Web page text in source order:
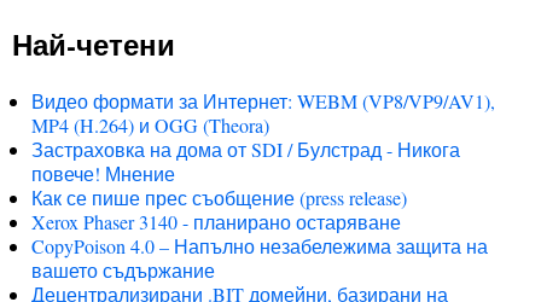
Най-четени
Видео формати за Интернет: WEBM (VP8/VP9/AV1),
MP4 (H.264) и OGG (Theora)
Застраховка на дома от SDI / Булстрад - Никога
повече! Мнение
Как се пише прес съобщение (press release)
Xerox Phaser 3140 - планирано остаряване
CopyPoison 4.0 – Напълно незабележима защита на
вашето съдържание
Децентрализирани .BIT домейни, базирани на